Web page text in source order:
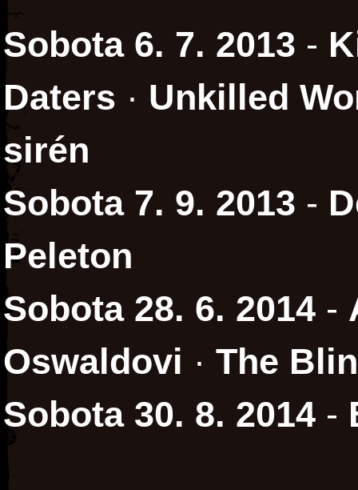
Sobota 6. 7. 2013 -
Daters · Unkilled
sirén
Sobota 7. 9. 2013 -
Peleton
Sobota 28. 6. 2014 -
Oswaldovi · The
Sobota 30. 8. 2014 -